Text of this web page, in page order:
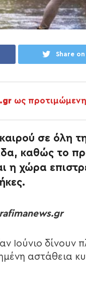
Share
ως
σε όλη
καθώς το
η χώρα
Ιούνιο δίνουν
αστάθεια